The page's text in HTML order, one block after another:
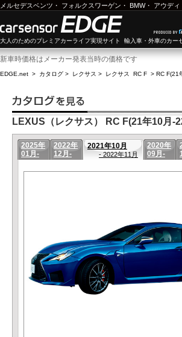
メルセデスベンツ ・ フォルクスワーゲン ・ BMW・ アウディ
大人のためのプレミアカーライフ実現サイト 輸入車・外車のカー
新車時価格はメーカー発表当時の価格です
EDGE.net > カタログ > レクサス > レクサス RC F > RC F(21
LEXUS（レクサス） RC F(21年10月-
2025年
01月-
2022年
12月-
2021年10月
- 2022年11月
2020年
09月-